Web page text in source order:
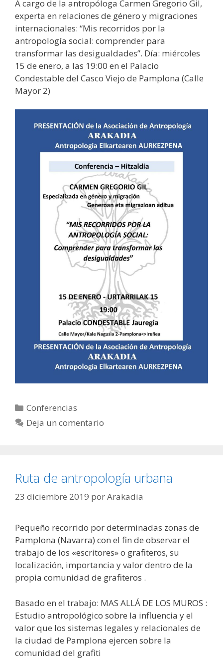
A cargo de la antropóloga Carmen Gregorio Gil,
experta en relaciones de género y migraciones
internacionales: “Mis recorridos por la
antropología social: comprender para
transformar las desigualdades”. Día: miércoles
15 de enero, a las 19:00 en el Palacio
Condestable del Casco Viejo de Pamplona (Calle
Mayor 2)
Categorías
Conferencias
Deja un comentario
Ruta de antropología urbana
23 diciembre 2019 porArakadia
Pequeño recorrido por determinadas zonas de
Pamplona (Navarra) con el fin de observar el
trabajo de los «escritores» o grafiteros, su
localización, importancia y valor dentro de la
propia comunidad de grafiteros .
Basado en el trabajo: MAS ALLÁ DE LOS MUROS :
Estudio antropológico sobre la influencia y el
valor que los sistemas legales y relacionales de
la ciudad de Pamplona ejercen sobre la
comunidad del grafiti